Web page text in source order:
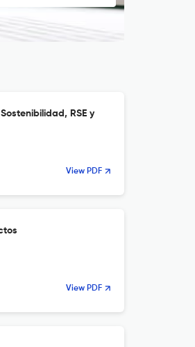
RSE y
View PDF
View PDF